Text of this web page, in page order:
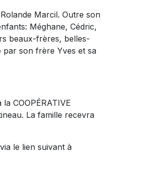
Marcil. Outre son
Méghane, Cédric,
beaux-frères, belles-
par son frère Yves et sa
COOPÉRATIVE
La famille recevra
le lien suivant à